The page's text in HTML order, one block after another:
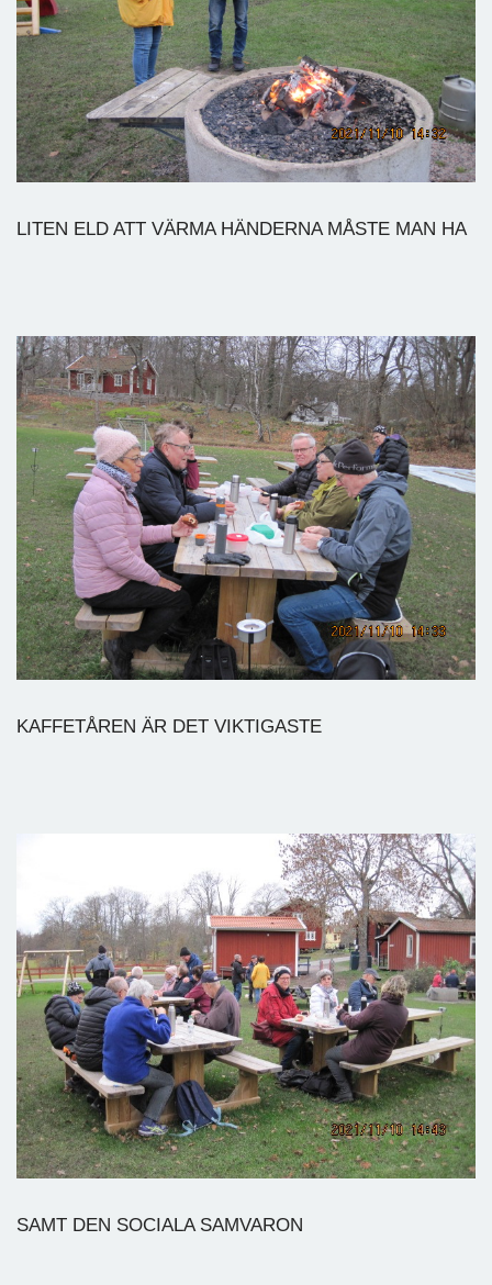
LITEN ELD ATT VÄRMA HÄNDERNA MÅSTE MAN HA
KAFFETÅREN ÄR DET VIKTIGASTE
SAMT DEN SOCIALA SAMVARON